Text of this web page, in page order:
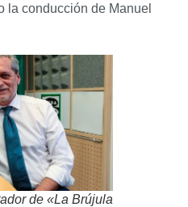
la conducción de Manuel
de «La Brújula